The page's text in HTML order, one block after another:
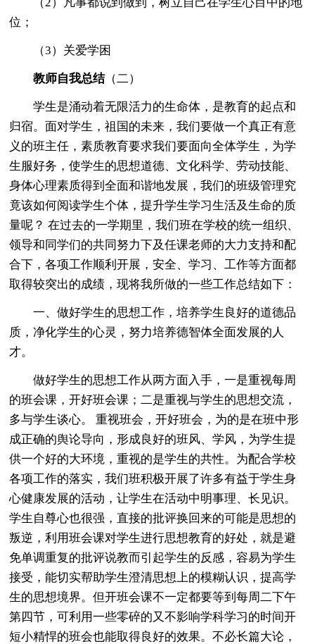
位；
（3）关爱学困
教师自我总结（二）
学生是涌动着无限活力的生命体，是教育的起点和
归宿。面对学生，祖国的未来，我们要做一个真正有意
义的班主任，素质教育要求我们要面向全体学生，为学
生服好务，使学生的思想道德、文化科学、劳动技能、
身体心理素质得到全面和谐地发展，我们的班级管理究
竟该如何阅读学生个体，提升学生学习生活及生命的质
量呢？ 在过去的一学期里，我们班在学校的统一组织、
领导和同学们的共同努力下及任课老师的大力支持和配
合下，各项工作顺利开展，安全、学习、工作等方面都
取得较突出的成绩，现将我所做的一些工作总结如下：
一、做好学生的思想工作，培养学生良好的道德品
质，净化学生的心灵，努力培养德智体全面发展的人
才。
做好学生的思想工作从两方面入手，一是重视每周
的班会课，开好班会课；二是重视与学生的思想交流，
多与学生谈心。 重视班会，开好班会，为的是在班中形
成正确的舆论导向，形成良好的班风、学风，为学生提
供一个好的大环境，重视的是学生的共性。为配合学校
各项工作的落实，我们班积极开展了许多有益于学生身
心健康发展的活动，让学生在活动中明事理、长见识。
学生自尊心也很强，直接的批评换回来的可能是思想的
叛逆，利用班会课对学生进行思想教育的好处，就是避
免单调重复的批评说教而引起学生的反感，容易为学生
接受，能切实帮助学生澄清思想上的模糊认识，提高学
生的思想境界。但开班会课不一定都要等到每周二下午
第四节，可利用一些零碎的又不影响学科学习的时间开
短小精悍的班会也能取得良好的效果。不必长篇大论，